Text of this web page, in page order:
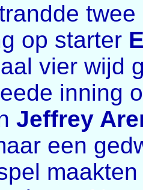
op starter
vier wijd
inning
Jeffrey
een